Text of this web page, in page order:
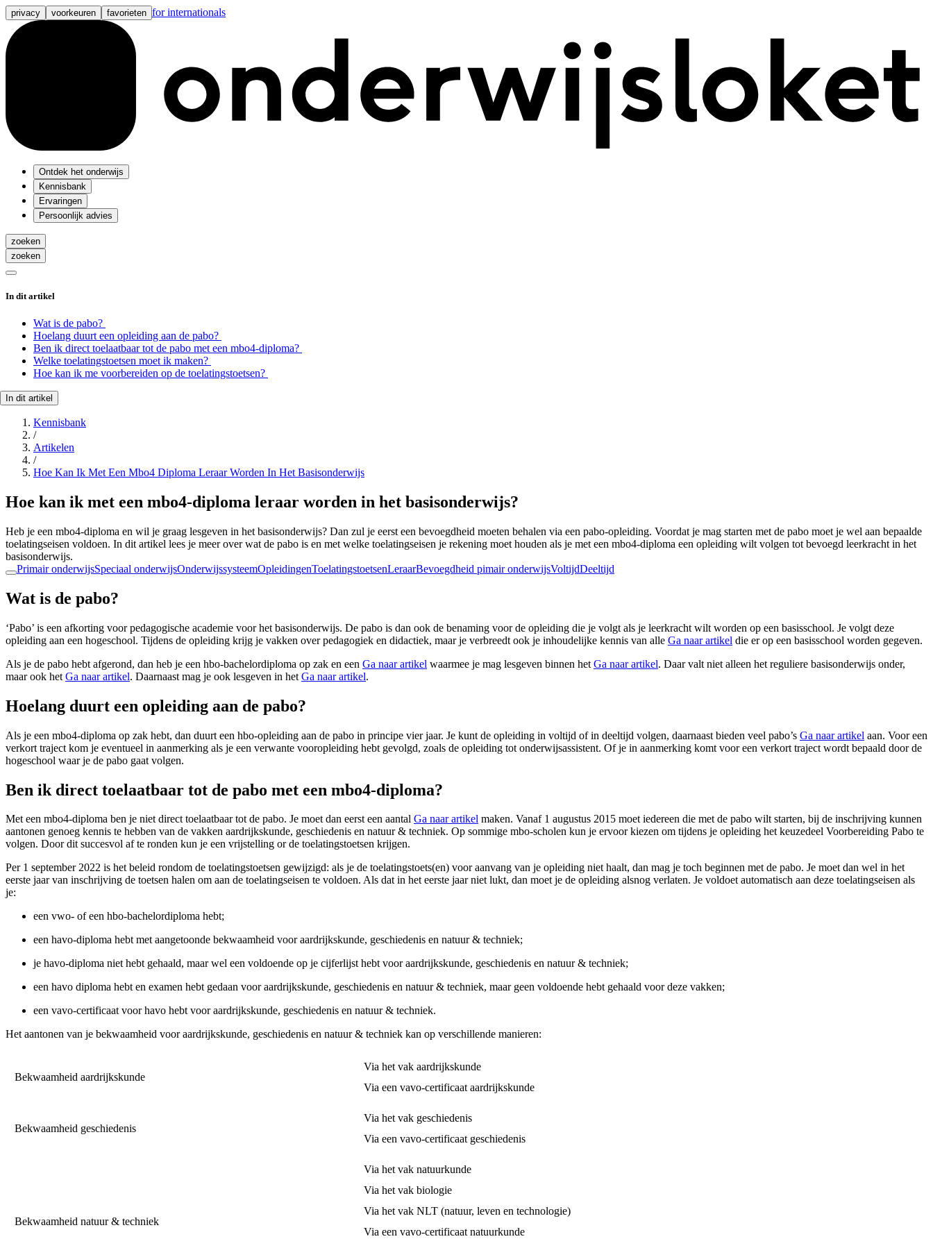
privacy voorkeuren favorieten for internationals
Ontdek het onderwijs
Kennisbank
Ervaringen
Persoonlijk advies
zoeken
zoeken
In dit artikel
Wat is de pabo?
Hoelang duurt een opleiding aan de pabo?
Ben ik direct toelaatbaar tot de pabo met een mbo4-diploma?
Welke toelatingstoetsen moet ik maken?
Hoe kan ik me voorbereiden op de toelatingstoetsen?
In dit artikel
Kennisbank
/
Artikelen
/
Hoe Kan Ik Met Een Mbo4 Diploma Leraar Worden In Het Basisonderwijs
Hoe kan ik met een mbo4-diploma leraar worden in het basisonderwijs?
Heb je een mbo4-diploma en wil je graag lesgeven in het basisonderwijs? Dan zul je eerst een bevoegdheid moeten behalen via een pabo-opleiding. Voordat je mag starten met de pabo moet je wel aan bepaalde
toelatingseisen voldoen. In dit artikel lees je meer over wat de pabo is en met welke toelatingseisen je rekening moet houden als je met een mbo4-diploma een opleiding wilt volgen tot bevoegd leerkracht in het
basisonderwijs.
Primair onderwijsSpeciaal onderwijsOnderwijssysteemOpleidingenToelatingstoetsenLeraarBevoegdheid pimair onderwijsVoltijdDeeltijd
Wat is de pabo?
‘Pabo’ is een afkorting voor pedagogische academie voor het basisonderwijs. De pabo is dan ook de benaming voor de opleiding die je volgt als je leerkracht wilt worden op een basisschool. Je volgt deze
opleiding aan een hogeschool. Tijdens de opleiding krijg je vakken over pedagogiek en didactiek, maar je verbreedt ook je inhoudelijke kennis van alle Ga naar artikel die er op een basisschool worden gegeven.
Als je de pabo hebt afgerond, dan heb je een hbo-bachelordiploma op zak en een Ga naar artikel waarmee je mag lesgeven binnen het Ga naar artikel. Daar valt niet alleen het reguliere basisonderwijs onder,
maar ook het Ga naar artikel. Daarnaast mag je ook lesgeven in het Ga naar artikel.
Hoelang duurt een opleiding aan de pabo?
Als je een mbo4-diploma op zak hebt, dan duurt een hbo-opleiding aan de pabo in principe vier jaar. Je kunt de opleiding in voltijd of in deeltijd volgen, daarnaast bieden veel pabo’s Ga naar artikel aan. Voor een
verkort traject kom je eventueel in aanmerking als je een verwante vooropleiding hebt gevolgd, zoals de opleiding tot onderwijsassistent. Of je in aanmerking komt voor een verkort traject wordt bepaald door de
hogeschool waar je de pabo gaat volgen.
Ben ik direct toelaatbaar tot de pabo met een mbo4-diploma?
Met een mbo4-diploma ben je niet direct toelaatbaar tot de pabo. Je moet dan eerst een aantal Ga naar artikel maken. Vanaf 1 augustus 2015 moet iedereen die met de pabo wilt starten, bij de inschrijving kunnen
aantonen genoeg kennis te hebben van de vakken aardrijkskunde, geschiedenis en natuur & techniek. Op sommige mbo-scholen kun je ervoor kiezen om tijdens je opleiding het keuzedeel Voorbereiding Pabo te
volgen. Door dit succesvol af te ronden kun je een vrijstelling or de toelatingstoetsen krijgen.
Per 1 september 2022 is het beleid rondom de toelatingstoetsen gewijzigd: als je de toelatingstoets(en) voor aanvang van je opleiding niet haalt, dan mag je toch beginnen met de pabo. Je moet dan wel in het
eerste jaar van inschrijving de toetsen halen om aan de toelatingseisen te voldoen. Als dat in het eerste jaar niet lukt, dan moet je de opleiding alsnog verlaten. Je voldoet automatisch aan deze toelatingseisen als
je:
een vwo- of een hbo-bachelordiploma hebt;
een havo-diploma hebt met aangetoonde bekwaamheid voor aardrijkskunde, geschiedenis en natuur & techniek;
je havo-diploma niet hebt gehaald, maar wel een voldoende op je cijferlijst hebt voor aardrijkskunde, geschiedenis en natuur & techniek;
een havo diploma hebt en examen hebt gedaan voor aardrijkskunde, geschiedenis en natuur & techniek, maar geen voldoende hebt gehaald voor deze vakken;
een vavo-certificaat voor havo hebt voor aardrijkskunde, geschiedenis en natuur & techniek.
Het aantonen van je bekwaamheid voor aardrijkskunde, geschiedenis en natuur & techniek kan op verschillende manieren:
Bekwaamheid aardrijkskunde
Via het vak aardrijkskunde
Via een vavo-certificaat aardrijkskunde
Bekwaamheid geschiedenis
Via het vak geschiedenis
Via een vavo-certificaat geschiedenis
Bekwaamheid natuur & techniek
Via het vak natuurkunde
Via het vak biologie
Via het vak NLT (natuur, leven en technologie)
Via een vavo-certificaat natuurkunde